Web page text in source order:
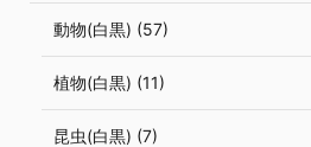
動物(白黒) (57)
植物(白黒) (11)
昆虫(白黒) (7)